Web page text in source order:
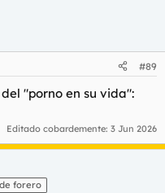
#89
"porno en su vida":
Editado cobardemente: 3 Jun 2026
forero